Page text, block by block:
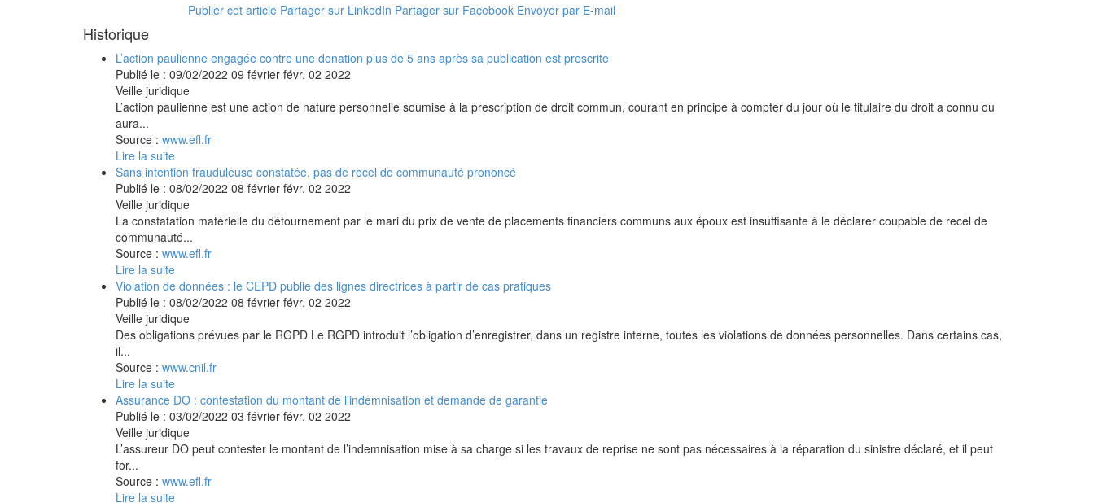
Publier cet article Partager sur LinkedIn Partager sur Facebook Envoyer par E-mail
Historique
L’action paulienne engagée contre une donation plus de 5 ans après sa publication est prescrite
Publié le : 09/02/2022 09 février févr. 02 2022
Veille juridique
L’action paulienne est une action de nature personnelle soumise à la prescription de droit commun, courant en principe à compter du jour où le titulaire du droit a connu ou
aura...
Source : www.efl.fr
Lire la suite
Sans intention frauduleuse constatée, pas de recel de communauté prononcé
Publié le : 08/02/2022 08 février févr. 02 2022
Veille juridique
La constatation matérielle du détournement par le mari du prix de vente de placements financiers communs aux époux est insuffisante à le déclarer coupable de recel de
communauté...
Source : www.efl.fr
Lire la suite
Violation de données : le CEPD publie des lignes directrices à partir de cas pratiques
Publié le : 08/02/2022 08 février févr. 02 2022
Veille juridique
Des obligations prévues par le RGPD Le RGPD introduit l’obligation d’enregistrer, dans un registre interne, toutes les violations de données personnelles. Dans certains cas,
il...
Source : www.cnil.fr
Lire la suite
Assurance DO : contestation du montant de l’indemnisation et demande de garantie
Publié le : 03/02/2022 03 février févr. 02 2022
Veille juridique
L’assureur DO peut contester le montant de l’indemnisation mise à sa charge si les travaux de reprise ne sont pas nécessaires à la réparation du sinistre déclaré, et il peut
for...
Source : www.efl.fr
Lire la suite